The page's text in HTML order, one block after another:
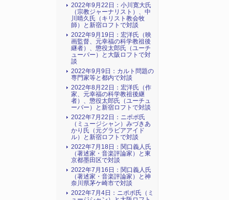
2022年9月22日：小川寛大氏
（宗教ジャーナリスト）、中
川晴久氏（キリスト教会牧
師）と新宿ロフトで対談
2022年9月19日：宏洋氏（映
画監督、元幸福の科学教祖後
継者）、懲役太郎氏（ユーチ
ューバー）と大阪ロフトで対
談
2022年9月9日：カルト問題の
専門家等と都内で対談
2022年8月22日：宏洋氏（作
家、元幸福の科学教祖後継
者）、懲役太郎氏（ユーチュ
ーバー）と新宿ロフトで対談
2022年7月22日：ニポポ氏
（ミュージシャン）みづきあ
かり氏（元グラビアアイド
ル）と新宿ロフトで対談
2022年7月18日：関口義人氏
（著述家・音楽評論家）と東
京都墨田区で対談
2022年7月16日：関口義人氏
（著述家・音楽評論家）と神
奈川県茅ケ崎市で対談
2022年7月4日：ニポポ氏（ミ